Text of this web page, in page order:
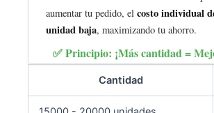
aumentar tu pedido, el costo individual
unidad baja, maximizando tu ahorro.
✅ Principio: ¡Más cantidad =
Cantidad